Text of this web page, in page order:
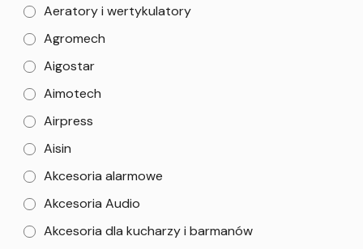
Aeratory i wertykulatory
Agromech
Aigostar
Aimotech
Airpress
Aisin
Akcesoria alarmowe
Akcesoria Audio
Akcesoria dla kucharzy i barmanów